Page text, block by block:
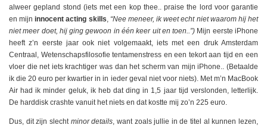
alweer gepland stond (iets met een kop thee.. praise the lord voor garantie
en mijninnocent acting skills, “Nee meneer, ik weet echt niet waarom hij het
niet meer doet, hij ging gewoon in één keer uit en toen..”) Mijn eerste iPhone
heeft z’n eerste jaar ook niet volgemaakt, iets met een druk Amsterdam
Centraal, Wetenschapsfilosofie tentamenstress en een tekort aan tijd en een
vloer die net iets krachtiger was dan het scherm van mijn iPhone.. (Betaalde
ik die 20 euro per kwartier in in ieder geval niet voor niets). Met m’n MacBook
Air had ik minder geluk, ik heb dat ding in 1,5 jaar tijd verslonden, letterlijk.
De harddisk crashte vanuit het niets en dat kostte mij zo’n 225 euro.
Dus, dit zijn slecht minor details, want zoals jullie in de titel al kunnen lezen,